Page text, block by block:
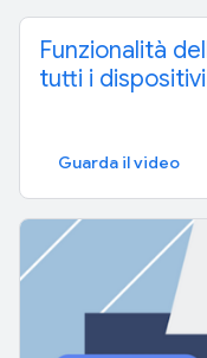
Funzionalità
tutti i
Guarda il video